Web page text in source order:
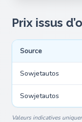
Prix issus
Source
Sowjetautos
Sowjetautos
Valeurs indicatives